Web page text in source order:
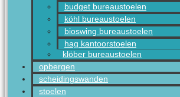
budget bureaustoelen
köhl bureaustoelen
bioswing bureaustoelen
hag kantoorstoelen
klöber bureaustoelen
opbergen
scheidingswanden
stoelen